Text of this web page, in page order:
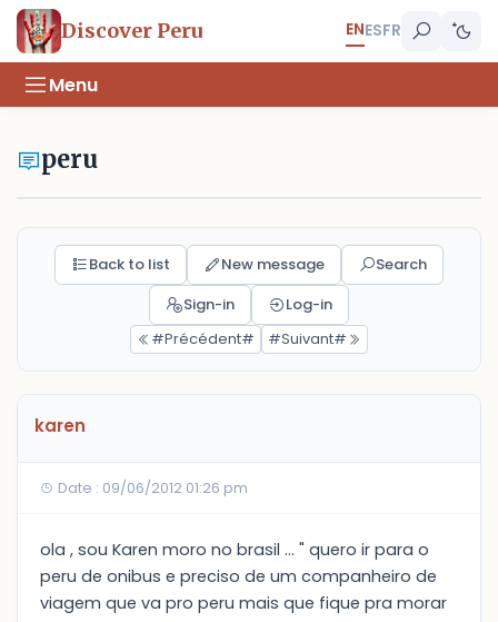
Discover Peru ENESFR
Menu
peru
Back to list New message
Search
Sign-in
Log-in
#Précédent#
#Suivant#
karen
Date : 09/06/2012 01:26 pm
ola , sou Karen moro no brasil ... " quero ir para o
peru de onibus e preciso de um companheiro de
viagem que va pro peru mais que fique pra morar